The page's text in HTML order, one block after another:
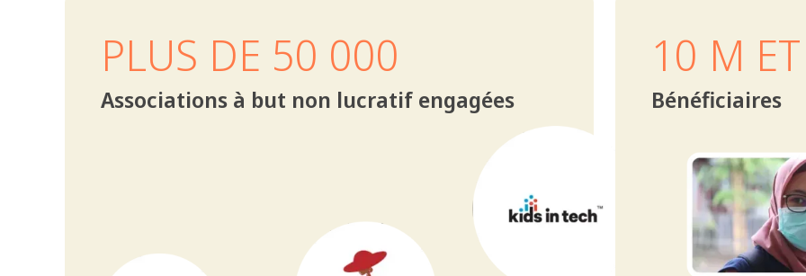
PLUS DE 50 000
Associations à but non lucratif engagées
10 M
Bénéficiaires